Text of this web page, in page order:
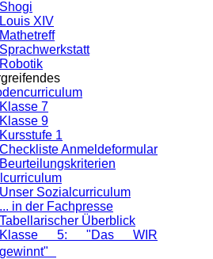
Shogi
Louis XIV
Mathetreff
Sprachwerkstatt
Robotik
Klasse 7
Klasse 9
Kursstufe 1
Checkliste Anmeldeformular
Beurteilungskriterien
Unser Sozialcurriculum
... in der Fachpresse
Tabellarischer Überblick
Klasse 5: "Das WIR
gewinnt"